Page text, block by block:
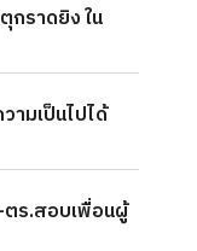
กราดยิง ใน
มเป็นไปได้
ตร.สอบเพื่อนผู้